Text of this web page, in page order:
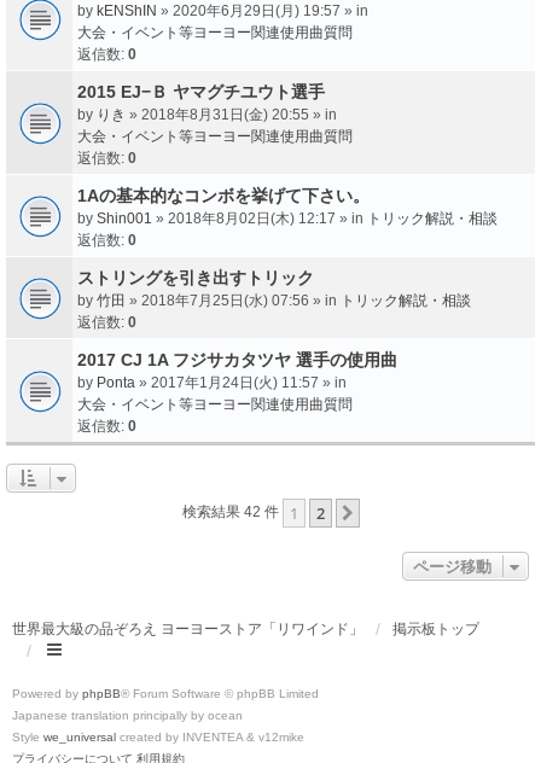
by kENShIN » 2020年6月29日(月) 19:57 » in
大会・イベント等ヨーヨー関連使用曲質問
返信数: 0
2015 EJ−Ｂ ヤマグチユウト選手
by りき » 2018年8月31日(金) 20:55 » in
大会・イベント等ヨーヨー関連使用曲質問
返信数: 0
1Aの基本的なコンボを挙げて下さい。
by Shin001 » 2018年8月02日(木) 12:17 » in トリック解説・相談
返信数: 0
ストリングを引き出すトリック
by 竹田 » 2018年7月25日(水) 07:56 » in トリック解説・相談
返信数: 0
2017 CJ 1A フジサカタツヤ 選手の使用曲
by Ponta » 2017年1月24日(火) 11:57 » in
大会・イベント等ヨーヨー関連使用曲質問
返信数: 0
検索結果 42 件 1 2
ページ移動
世界最大級の品ぞろえ ヨーヨーストア「リワインド」 掲示板トップ
Powered by phpBB® Forum Software © phpBB Limited
Japanese translation principally by ocean
Style we_universal created by INVENTEA & v12mike
プライバシーについて 利用規約